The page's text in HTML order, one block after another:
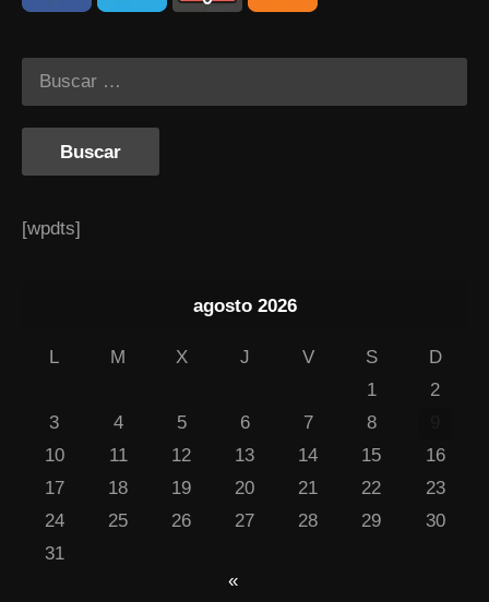
[wpdts]
agosto 2026
L M X J V S
D
1
2
3
4 5 6 7 8
10
11 12 13 14 15
16
17
18 19 20 21 22
23
24
25 26 27 28 29
30
31
«